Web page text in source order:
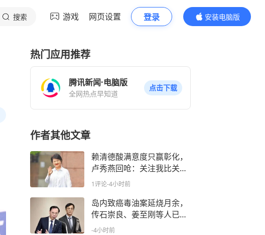
搜索 游戏 网页设置 登录
安装电脑版
内容更精彩
热门应用推荐
腾讯新闻·电脑版
全网热点早知道
点击下载
作者其他文章
赖清德酸满意度只赢彰化，
卢秀燕回呛：关注我比关注
食安还多
1评论-4小时前
岛内致癌毒油案延烧月余，
传石崇良、姜至刚等人已请
辞
-4小时前